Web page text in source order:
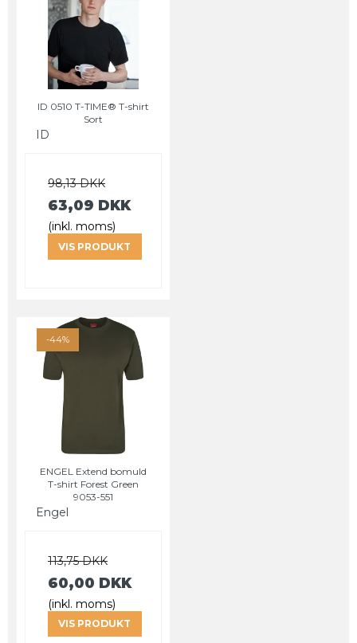
ID 0510 T-TIME® T-shirt
Sort
ID
98,13 DKK
63,09 DKK
(inkl. moms)
VIS PRODUKT
-44%
ENGEL Extend bomuld
T-shirt Forest Green
9053-551
Engel
113,75 DKK
60,00 DKK
(inkl. moms)
VIS PRODUKT